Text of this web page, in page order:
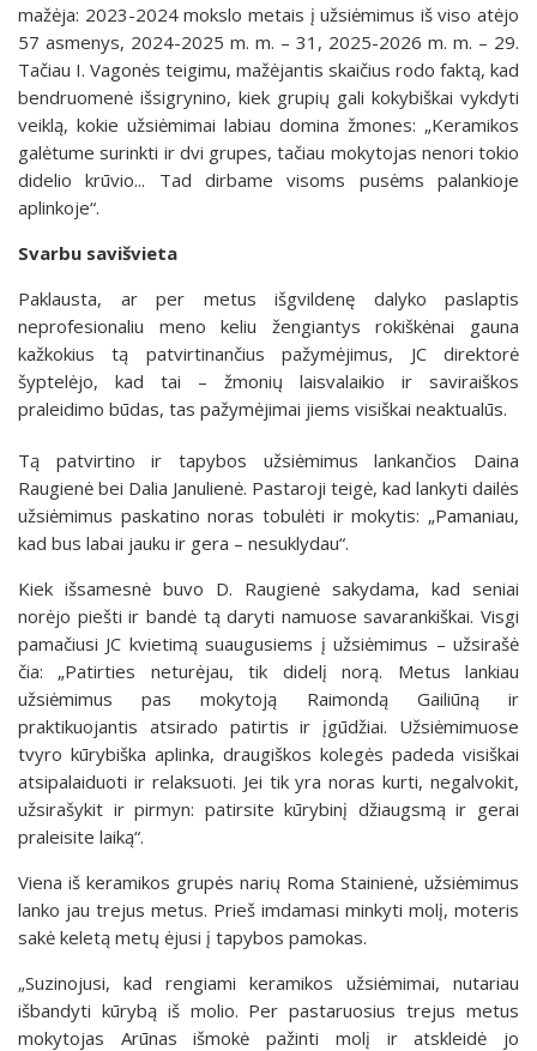
mažėja: 2023-2024 mokslo metais į užsiėmimus iš viso atėjo
57 asmenys, 2024-2025 m. m. – 31, 2025-2026 m. m. – 29.
Tačiau I. Vagonės teigimu, mažėjantis skaičius rodo faktą, kad
bendruomenė išsigrynino, kiek grupių gali kokybiškai vykdyti
veiklą, kokie užsiėmimai labiau domina žmones: „Keramikos
galėtume surinkti ir dvi grupes, tačiau mokytojas nenori tokio
didelio krūvio... Tad dirbame visoms pusėms palankioje
aplinkoje“.
Svarbu savišvieta
Paklausta, ar per metus išgvildenę dalyko paslaptis
neprofesionaliu meno keliu žengiantys rokiškėnai gauna
kažkokius tą patvirtinančius pažymėjimus, JC direktorė
šyptelėjo, kad tai – žmonių laisvalaikio ir saviraiškos
praleidimo būdas, tas pažymėjimai jiems visiškai neaktualūs.
Tą patvirtino ir tapybos užsiėmimus lankančios Daina
Raugienė bei Dalia Janulienė. Pastaroji teigė, kad lankyti dailės
užsiėmimus paskatino noras tobulėti ir mokytis: „Pamaniau,
kad bus labai jauku ir gera – nesuklydau“.
Kiek išsamesnė buvo D. Raugienė sakydama, kad seniai
norėjo piešti ir bandė tą daryti namuose savarankiškai. Visgi
pamačiusi JC kvietimą suaugusiems į užsiėmimus – užsirašė
čia: „Patirties neturėjau, tik didelį norą. Metus lankiau
užsiėmimus pas mokytoją Raimondą Gailiūną ir
praktikuojantis atsirado patirtis ir įgūdžiai. Užsiėmimuose
tvyro kūrybiška aplinka, draugiškos kolegės padeda visiškai
atsipalaiduoti ir relaksuoti. Jei tik yra noras kurti, negalvokit,
užsirašykit ir pirmyn: patirsite kūrybinį džiaugsmą ir gerai
praleisite laiką“.
Viena iš keramikos grupės narių Roma Stainienė, užsiėmimus
lanko jau trejus metus. Prieš imdamasi minkyti molį, moteris
sakė keletą metų ėjusi į tapybos pamokas.
„Suzinojusi, kad rengiami keramikos užsiėmimai, nutariau
išbandyti kūrybą iš molio. Per pastaruosius trejus metus
mokytojas Arūnas išmokė pažinti molį ir atskleidė jo